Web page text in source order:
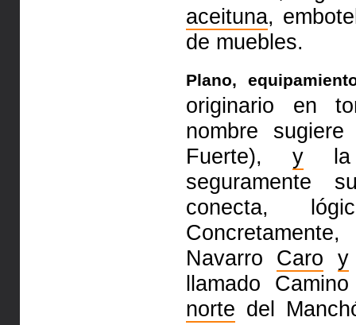
aceituna,
de muebles.
Plano,
originario en
nombre
Fuerte),y la
seguramente
conecta,
Navarro Caro y
llamado
norte del